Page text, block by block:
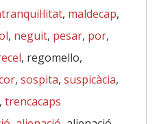
, maldecap,
, neguit, pesar, por,
, regomello,
, sospita, suspicàcia,
, trencacaps